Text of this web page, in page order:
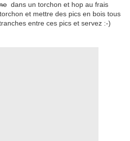
dans un torchon et hop au frais
et mettre des pics en bois tous
entre ces pics et servez :-)